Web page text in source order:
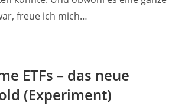
freue ich mich…
ETFs – das neue
(Experiment)